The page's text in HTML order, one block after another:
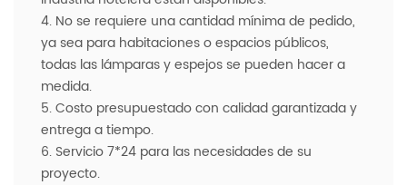
4. No se requiere una cantidad mínima de pedido,
ya sea para habitaciones o espacios públicos,
todas las lámparas y espejos se pueden hacer a
medida.
5. Costo presupuestado con calidad garantizada y
entrega a tiempo.
6. Servicio 7*24 para las necesidades de su
proyecto.